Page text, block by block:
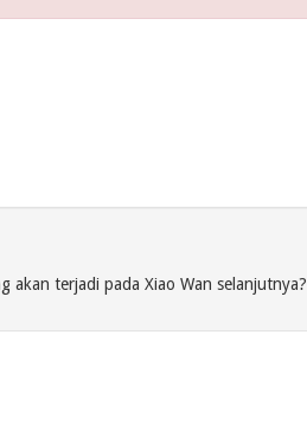
akan terjadi pada Xiao Wan selanjutnya?